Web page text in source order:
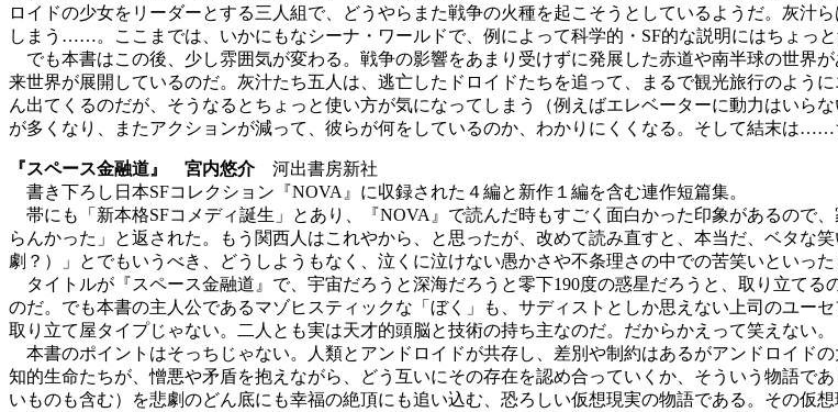
ロイドの少女をリーダーとする三人組で、どうやらまた戦争の火種を起こそうとしているようだ。灰汁
しまう……。ここまでは、いかにもなシーナ・ワールドで、例によって科学的・SF的な説明にはちょっ
でも本書はこの後、少し雰囲気が変わる。戦争の影響をあまり受けずに発展した赤道や南半球の世界
来世界が展開しているのだ。灰汁たち五人は、逃亡したドロイドたちを追って、まるで観光旅行のよう
ん出てくるのだが、そうなるとちょっと使い方が気になってしまう（例えばエレベーターに動力はいら
が多くなり、またアクションが減って、彼らが何をしているのか、わかりにくくなる。そして結末は
『スペース金融道』 宮内悠介河出書房新社
書き下ろし日本SFコレクション『NOVA』に収録された４編と新作１編を含む連作短篇集。
帯にも「新本格SFコメディ誕生」とあり、『NOVA』で読んだ時もすごく面白かった印象があるので
らんかった」と返された。もう関西人はこれやから、と思ったが、改めて読み直すと、本当だ、ベタな
劇？）」とでもいうべき、どうしようもなく、泣くに泣けない愚かさや不条理さの中での苦笑いといった
タイトルが『スペース金融道』で、宇宙だろうと深海だろうと零下190度の惑星だろうと、取り立て
のだ。でも本書の主人公であるマゾヒスティックな「ぼく」も、サディストとしか思えない上司のユー
取り立て屋タイプじゃない。二人とも実は天才的頭脳と技術の持ち主なのだ。だからかえって笑えない。
本書のポイントはそっちじゃない。人類とアンドロイドが共存し、差別や制約はあるがアンドロイド
知的生命たちが、憎悪や矛盾を抱えながら、どう互いにその存在を認め合っていくか、そういう物語で
いものも含む）を悲劇のどん底にも幸福の絶頂にも追い込む、恐ろしい仮想現実の物語である。その仮